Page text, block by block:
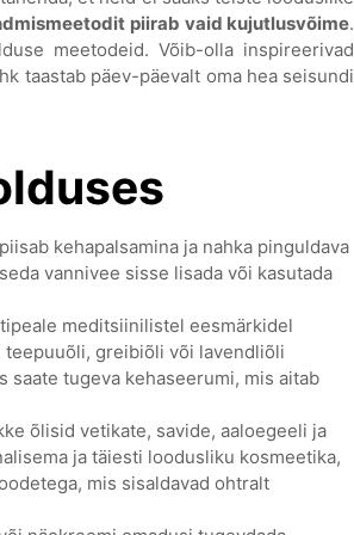
piirab vaid kujutlusvõime.
meetodeid. Võib-olla inspireerivad
taastab päev-päevalt oma hea seisundi
kehapalsamina ja nahka pinguldava
vannivee sisse lisada või kasutada
meditsiinilistel eesmärkidel
greibiõli või lavendliõli
saate tugeva kehaseerumi, mis aitab
õlisid vetikate, savide, aaloegeeli ja
ja täiesti loodusliku kosmeetika,
mis sisaldavad ohtralt